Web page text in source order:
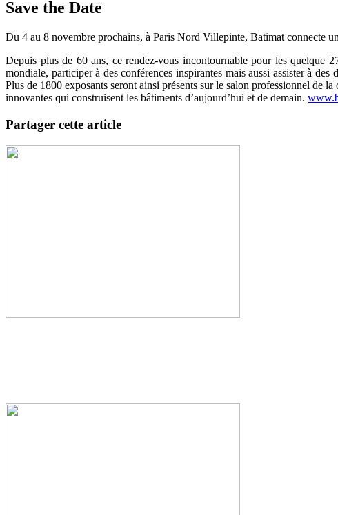
Save the Date
Du 4 au 8 novembre prochains, à Paris Nord Villepinte, Batimat connecte
Depuis plus de 60 ans, ce rendez-vous incontournable pour les quelque
mondiale, participer à des conférences inspirantes mais aussi assister à
Plus de 1800 exposants seront ainsi présents sur le salon professionnel de
innovantes qui construisent les bâtiments d’aujourd’hui et de demain.
Partager cette article